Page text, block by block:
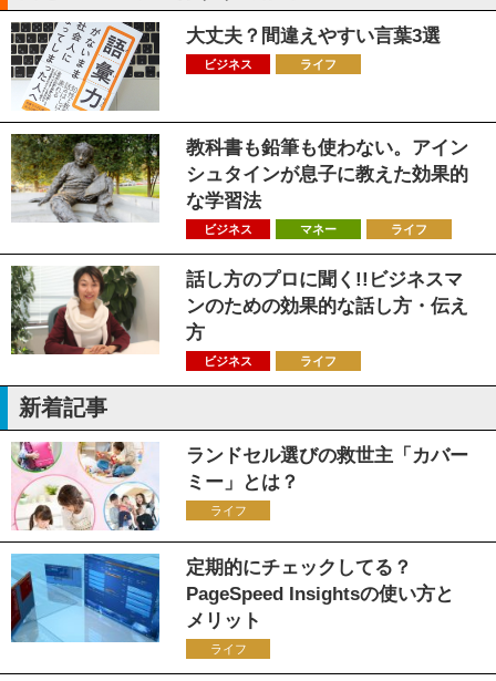
大丈夫？間違えやすい言葉3選
ビジネス ライフ
教科書も鉛筆も使わない。アイン
シュタインが息子に教えた効果的
な学習法
ビジネス マネー ライフ
話し方のプロに聞く!!ビジネスマ
ンのための効果的な話し方・伝え
方
ビジネス ライフ
新着記事
ランドセル選びの救世主「カバー
ミー」とは？
ライフ
定期的にチェックしてる？
PageSpeed Insightsの使い方と
メリット
ライフ